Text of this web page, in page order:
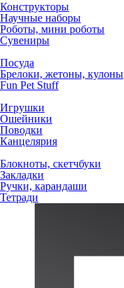
Конструкторы
Научные наборы
Роботы, мини роботы
Сувениры
Посуда
Брелоки, жетоны, кулоны
Fun Pet Stuff
Игрушки
Ошейники
Поводки
Канцелярия
Блокноты, скетчбуки
Закладки
Ручки, карандаши
Тетради